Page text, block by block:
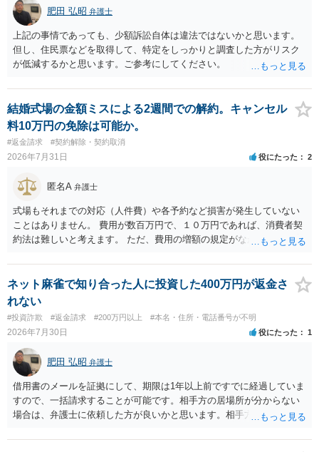
肥田 弘昭 弁護士
上記の事情であっても、少額訴訟自体は違法ではないかと思います。
但し、住民票などを取得して、特定をしっかりと調査した方がリスク
が低減するかと思います。ご参考にしてください。
結婚式場の金額ミスによる2週間での解約。キャンセル
料10万円の免除は可能か。
#返金請求 #契約解除・契約取消
2026年7月31日 役にたった 2
匿名A 弁護士
式場もそれまでの対応（人件費）や各予約など損害が発生していない
ことはありません。 費用が数百万円で、１０万円であれば、消費者契
約法は難しいと考えます。 ただ、費用の増額の規定がなかったのに増
ということになり、解約するのは理由がないことになります。
ネット麻雀で知り合った人に投資した400万円が返金さ
れない
#投資詐欺 #返金請求 #200万円以上 #本名・住所・電話番号が不明
2026年7月30日 役にたった 1
肥田 弘昭 弁護士
借用書のメールを証拠にして、期限は1年以上前ですでに経過していま
すので、一括請求することが可能です。相手方の居場所が分からない
場合は、弁護士に依頼した方が良いかと思います。相手方の居場所が
さい。